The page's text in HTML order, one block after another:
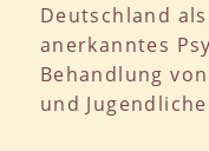
Deutschland
anerkanntes
Behandlung
und